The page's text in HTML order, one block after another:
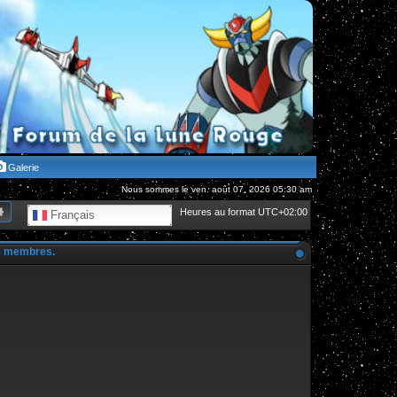
Galerie
Nous sommes le ven. août 07, 2026 05:30 am
Heures au format UTC+02:00
Français
Recherche avancée
membres.